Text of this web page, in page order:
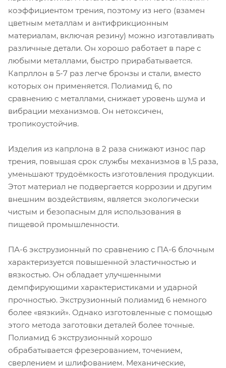
коэффициентом трения, поэтому из него (взамен
цветным металлам и антифрикционным
материалам, включая резину) можно изготавливать
различные детали. Он хорошо работает в паре с
любыми металлами, быстро прирабатывается.
Капрллон в 5-7 раз легче бронзы и стали, вместо
которых он применяется. Полиамид 6, по
сравнению с металлами, снижает уровень шума и
вибрации механизмов. Он нетоксичен,
тропикоустойчив.
Изделия из капрлона в 2 раза снижают износ пар
трения, повышая срок службы механизмов в 1,5 раза,
уменьшают трудоёмкость изготовления продукции.
Этот материал не подвергается коррозии и другим
внешним воздействиям, является экологически
чистым и безопасным для использования в
пищевой промышленности.
ПА-6 экструзионный по сравнению с ПА-6 блочным
характеризуется повышенной эластичностью и
вязкостью. Он обладает улучшенными
демпфирующими характеристиками и ударной
прочностью. Экструзионный полиамид 6 немного
более «вязкий». Однако изготовленные с помощью
этого метода заготовки деталей более точные.
Полиамид 6 экструзионный хорошо
обрабатывается фрезерованием, точением,
сверлением и шлифованием. Механические,